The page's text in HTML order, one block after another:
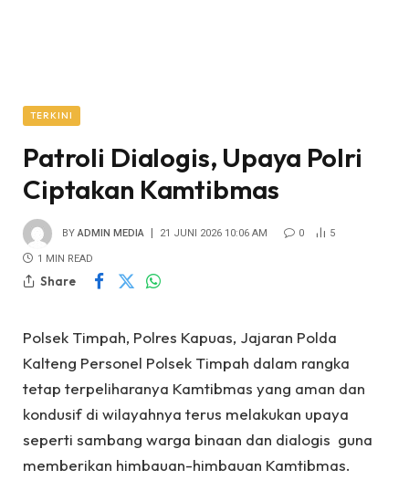
TERKINI
Patroli Dialogis, Upaya Polri
Ciptakan Kamtibmas
BY ADMIN MEDIA 21 JUNI 2026 10:06 AM 0 5
1 MIN READ
Share
Polsek Timpah, Polres Kapuas, Jajaran Polda
Kalteng Personel Polsek Timpah dalam rangka
tetap terpeliharanya Kamtibmas yang aman dan
kondusif di wilayahnya terus melakukan upaya
seperti sambang warga binaan dan dialogis guna
memberikan himbauan-himbauan Kamtibmas.